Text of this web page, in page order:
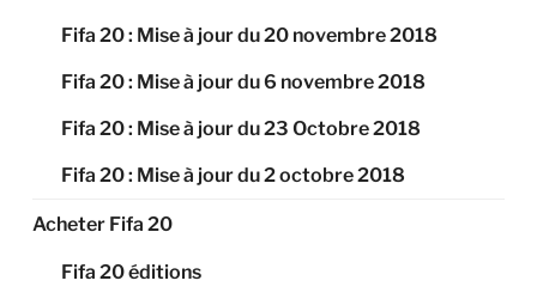
Fifa 20 : Mise à jour du 20 novembre 2018
Fifa 20 : Mise à jour du 6 novembre 2018
Fifa 20 : Mise à jour du 23 Octobre 2018
Fifa 20 : Mise à jour du 2 octobre 2018
Acheter Fifa 20
Fifa 20 éditions